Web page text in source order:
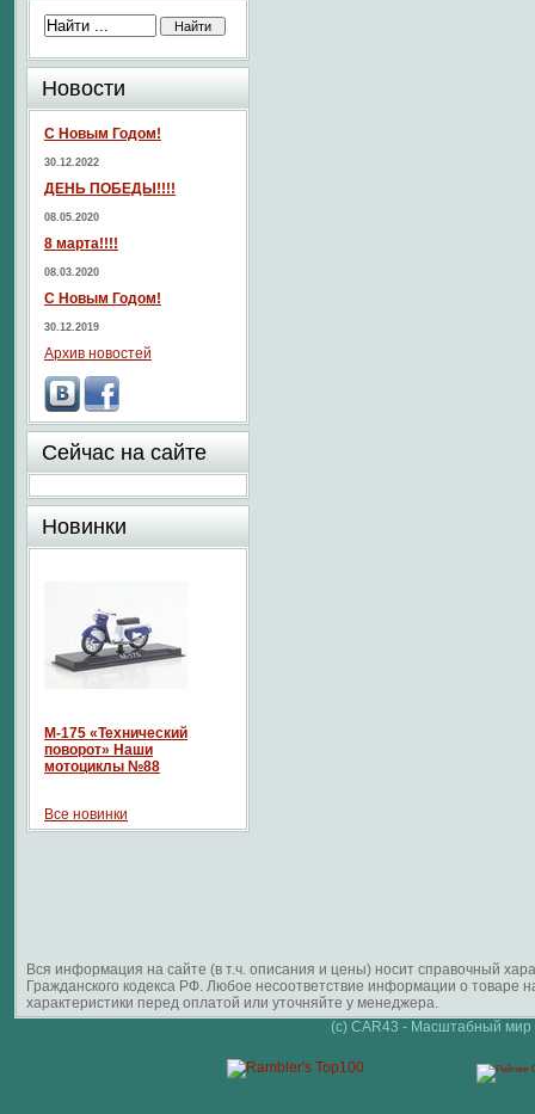
Новости
С Новым Годом!
30.12.2022
ДЕНЬ ПОБЕДЫ!!!!
08.05.2020
8 марта!!!!
08.03.2020
С Новым Годом!
30.12.2019
Архив новостей
Сейчас на сайте
Новинки
М-175 «Технический
поворот» Наши
мотоциклы №88
Все новинки
Вся информация на сайте (в т.ч. описания и цены) носит справочный
Гражданского кодекса РФ. Любое несоответствие информации о
характеристики перед оплатой или уточняйте у менеджера.
(c) CAR43 - Масштабный мир